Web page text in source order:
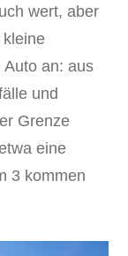
wert, aber
an: aus
und
Grenze
eine
3 kommen